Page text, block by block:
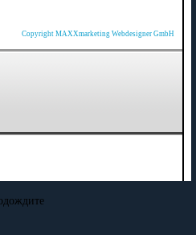
Copyright MAXXmarketing Webdesigner GmbH